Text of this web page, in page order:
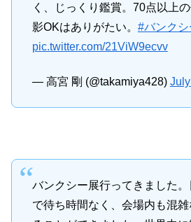
く、じっくり鑑賞。70点以上
影OKはありがたい。 #バンクシ
pic.twitter.com/21ViW9ecvv
— 高宮 剛 (@takamiya428)
バンクシー展行ってきました
で待ち時間なく、会場内も混